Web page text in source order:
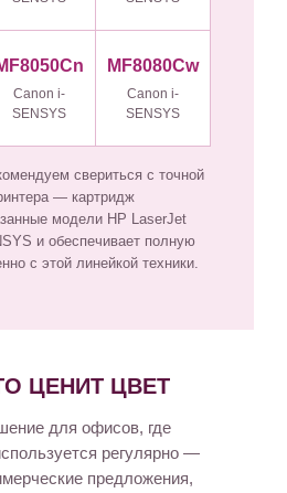
Canon i-
SENSYS
MF8080Cw
Canon i-
SENSYS
свериться с точной
— картридж
модели HP LaserJet
и обеспечивает полную
с этой линейкой техники.
ЦЕНИТ ЦВЕТ
для офисов, где
регулярно —
предложения,